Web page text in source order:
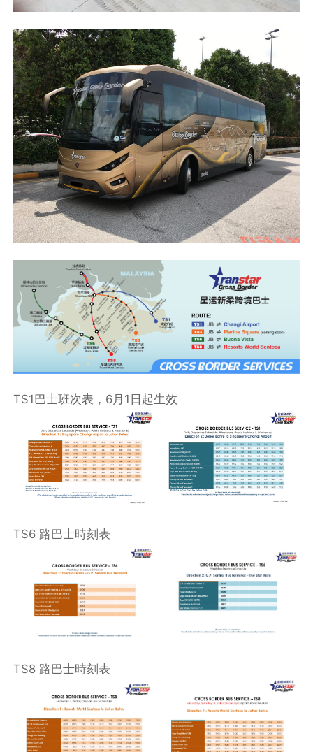
TS1巴士班次表，6月1日起生效
TS6 路巴士時刻表
TS8 路巴士時刻表